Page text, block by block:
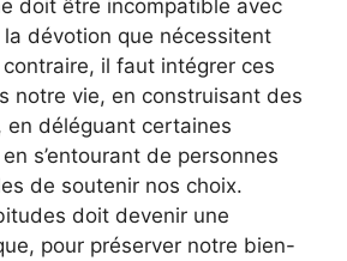
doit être incompatible avec
la dévotion que nécessitent
il faut intégrer ces
notre vie, en construisant des
en déléguant certaines
s’entourant de personnes
de soutenir nos choix.
doit devenir une
pour préserver notre bien-